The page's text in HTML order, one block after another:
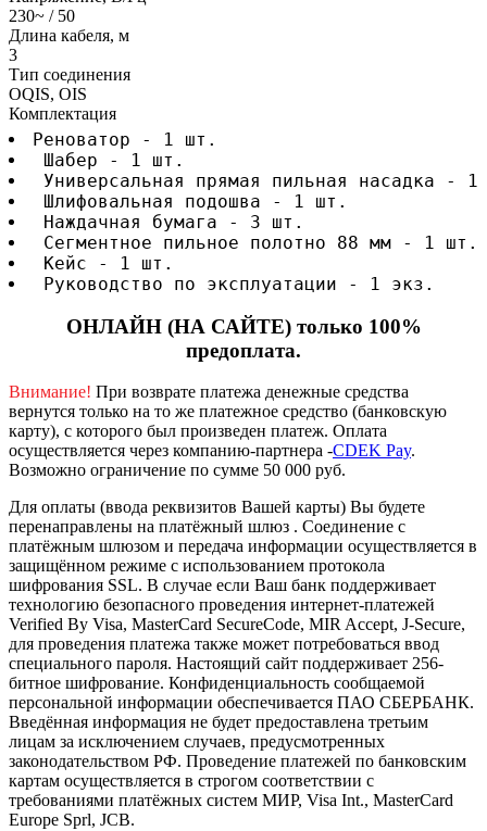
230~ / 50
Длина кабеля, м
3
Тип соединения
OQIS, OIS
Комплектация
Реноватор - 1 шт.
Шабер - 1 шт.
Универсальная прямая пильная насадка -
Шлифовальная подошва - 1 шт.
Наждачная бумага - 3 шт.
Сегментное пильное полотно 88 мм - 1 шт.
Кейс - 1 шт.
Руководство по эксплуатации - 1 экз.
ОНЛАЙН (НА САЙТЕ) только 100%
предоплата.
Внимание! При возврате платежа денежные средства
вернутся только на то же платежное средство (банковскую
карту), с которого был произведен платеж. Оплата
осуществляется через компанию-партнера -CDEK Pay.
Возможно ограничение по сумме 50 000 руб.
Для оплаты (ввода реквизитов Вашей карты) Вы будете
перенаправлены на платёжный шлюз . Соединение с
платёжным шлюзом и передача информации осуществляется в
защищённом режиме с использованием протокола
шифрования SSL. В случае если Ваш банк поддерживает
технологию безопасного проведения интернет-платежей
Verified By Visa, MasterCard SecureCode, MIR Accept, J-Secure,
для проведения платежа также может потребоваться ввод
специального пароля. Настоящий сайт поддерживает 256-
битное шифрование. Конфиденциальность сообщаемой
персональной информации обеспечивается ПАО СБЕРБАНК.
Введённая информация не будет предоставлена третьим
лицам за исключением случаев, предусмотренных
законодательством РФ. Проведение платежей по банковским
картам осуществляется в строгом соответствии с
требованиями платёжных систем МИР, Visa Int., MasterCard
Europe Sprl, JCB.